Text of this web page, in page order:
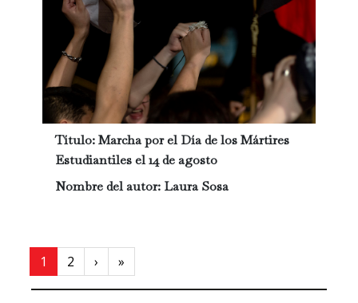
Título:Marcha por el Día de los Mártires
Estudiantiles el 14 de agosto
Nombre del autor: Laura Sosa
Paginación
1 2 › Next page
»